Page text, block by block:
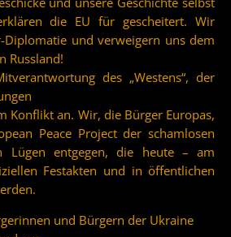
die EU für gescheitert. Wir
und verweigern uns dem
Russland!
des „Westens“, der
Konflikt an. Wir, die Bürger Europas,
Peace Project der schamlosen
Lügen entgegen, die heute – am
Festakten und in öffentlichen
und Bürgern der Ukraine